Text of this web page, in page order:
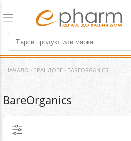
НАЧАЛО › БРАНДОВЕ › BAREORGANICS
BareOrganics